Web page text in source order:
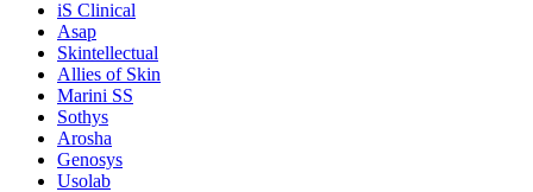
iS Clinical
Asap
Skintellectual
Allies of Skin
Marini SS
Sothys
Arosha
Genosys
Usolab